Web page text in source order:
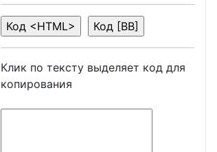
Клик по тексту выделяет код для
копирования